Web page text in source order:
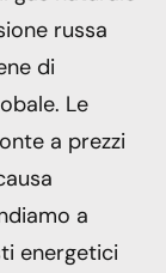
russa
di
Le
a prezzi
a
energetici